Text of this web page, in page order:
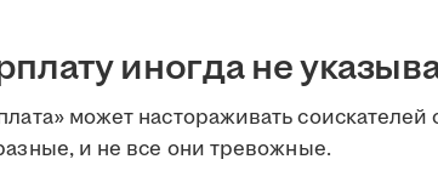
иногда не
может настораживать
и не все они тревожные.